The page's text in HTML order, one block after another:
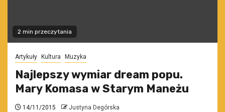
2 min przeczytania
Artykuły Kultura Muzyka
Najlepszy wymiar dream popu.
Mary Komasa w Starym Maneżu
14/11/2015 Justyna Degórska